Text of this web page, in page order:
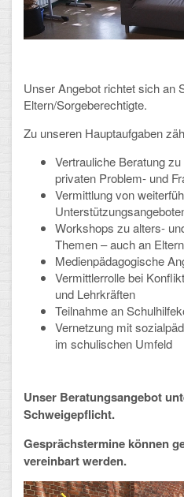
FÄCHER
Gesellschaftswissenschaften
Musische Fächer
Sport
ORGANISATION
Abitur
Freistellung/Entschuldigung
Kurswahl 10. Kl.
mPA
Wahlfächer
TERMINE
Unser Angebot richtet sich an
Eltern/Sorgeberechtigte.
Zu unseren Hauptaufgaben
Vertrauliche Beratung
privaten Problem- und
Vermittlung von
Workshops zu alters-
Themen – auch an
Medienpädagogische
Vermittlerrolle bei
und Lehrkräften
Teilnahme an
Vernetzung mit
im schulischen Umfeld
Unser Beratungsangebot
Schweigepflicht.
Gesprächstermine können
vereinbart werden.